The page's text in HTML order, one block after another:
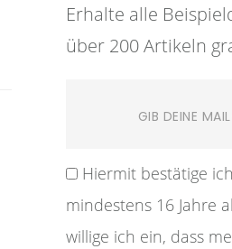
Erhalte alle
über 200 Artikeln
Hiermit bestätige
mindestens 16 Jahre
willige ich ein, dass